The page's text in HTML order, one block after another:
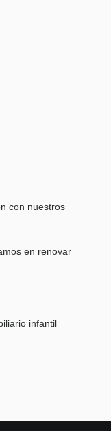
con nuestros
en renovar
infantil